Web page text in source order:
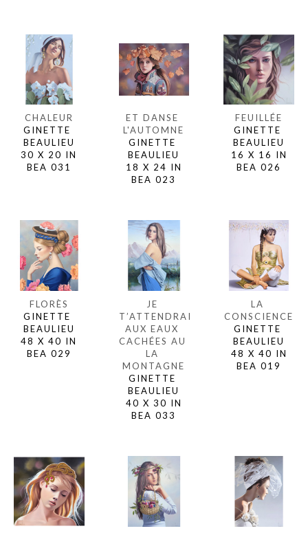
CHALEUR
GINETTE
BEAULIEU
30 X 20 IN
BEA 031
ET DANSE
L'AUTOMNE
GINETTE
BEAULIEU
18 X 24 IN
BEA 023
FEUILLÉE
GINETTE
BEAULIEU
16 X 16 IN
BEA 026
FLORÈS
GINETTE
BEAULIEU
48 X 40 IN
BEA 029
JE
T’ATTENDRAI
AUX EAUX
CACHÉES AU
LA
MONTAGNE
GINETTE
BEAULIEU
40 X 30 IN
BEA 033
LA
CONSCIENCE
GINETTE
BEAULIEU
48 X 40 IN
BEA 019